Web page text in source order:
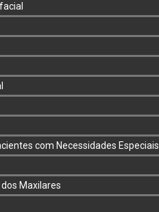
com Necessidades Especiais
Maxilares